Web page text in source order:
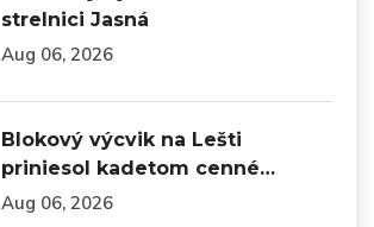
strelnici Jasná
Aug 06, 2026
Blokový výcvik na Lešti
priniesol kadetom cenné…
Aug 06, 2026